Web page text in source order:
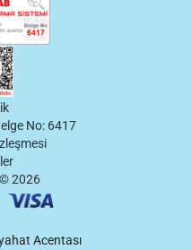
No: 6417
2026
Acentası